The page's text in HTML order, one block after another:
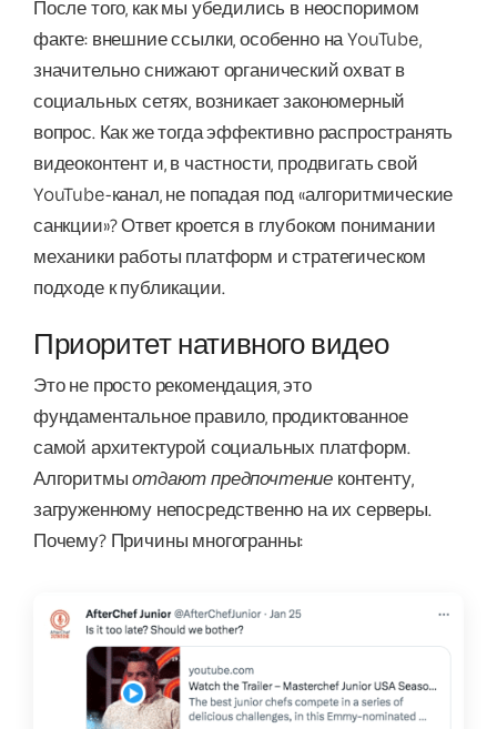
После того, как мы убедились в неоспоримом
факте: внешние ссылки, особенно на YouTube,
значительно снижают органический охват в
социальных сетях, возникает закономерный
вопрос. Как же тогда эффективно распространять
видеоконтент и, в частности, продвигать свой
YouTube-канал, не попадая под «алгоритмические
санкции»? Ответ кроется в глубоком понимании
механики работы платформ и стратегическом
подходе к публикации.
Приоритет нативного видео
Это не просто рекомендация, это
фундаментальное правило, продиктованное
самой архитектурой социальных платформ.
Алгоритмыотдают предпочтение контенту,
загруженному непосредственно на их серверы.
Почему? Причины многогранны: